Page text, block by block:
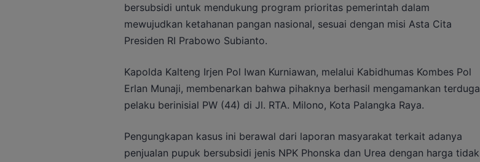
bersubsidi untuk mendukung program prioritas pemerintah dalam
mewujudkan ketahanan pangan nasional, sesuai dengan misi Asta Cita
Presiden RI Prabowo Subianto.
Kapolda Kalteng Irjen Pol Iwan Kurniawan, melalui Kabidhumas Kombes Pol
Erlan Munaji, membenarkan bahwa pihaknya berhasil mengamankan terduga
pelaku berinisial PW (44) di Jl. RTA. Milono, Kota Palangka Raya.
Pengungkapan kasus ini berawal dari laporan masyarakat terkait adanya
penjualan pupuk bersubsidi jenis NPK Phonska dan Urea dengan harga tidak